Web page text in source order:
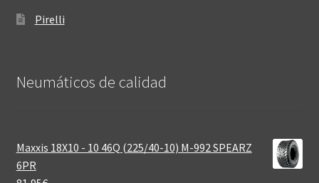
Pirelli
Neumáticos de calidad‎
Maxxis 18X10 - 10 46Q (225/40-10) M-992 SPEARZ
6PR